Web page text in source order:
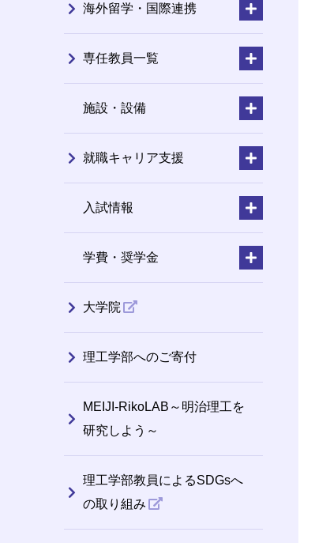
海外留学・国際連携
専任教員一覧
施設・設備
就職キャリア支援
入試情報
学費・奨学金
大学院
理工学部へのご寄付
MEIJI-RikoLAB～明治理工を
研究しよう～
理工学部教員によるSDGsへ
の取り組み